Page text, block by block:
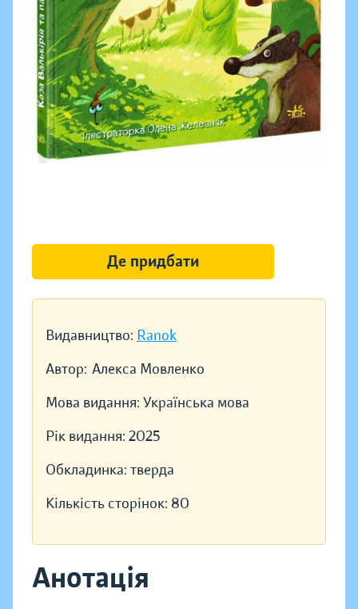
Видавництво: Ranok
Автор: Алекса Мовленко
Мова видання: Українська мова
Рік видання: 2025
Обкладинка: тверда
Кількість сторінок: 80
Анотація
Де придбати